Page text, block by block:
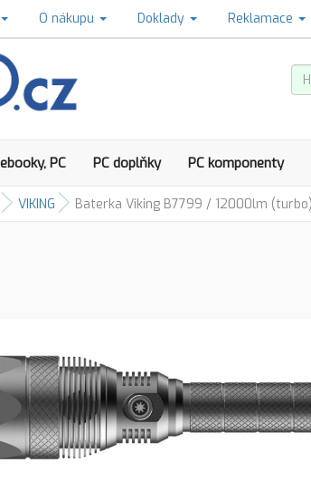
O nákupu Doklady Reklamace
PC PC doplňky PC komponenty
VIKING Baterka Viking B7799 / 12000lm